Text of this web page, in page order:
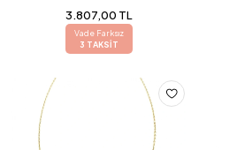
3.807,00 TL
Vade Farksız
3 TAKSİT